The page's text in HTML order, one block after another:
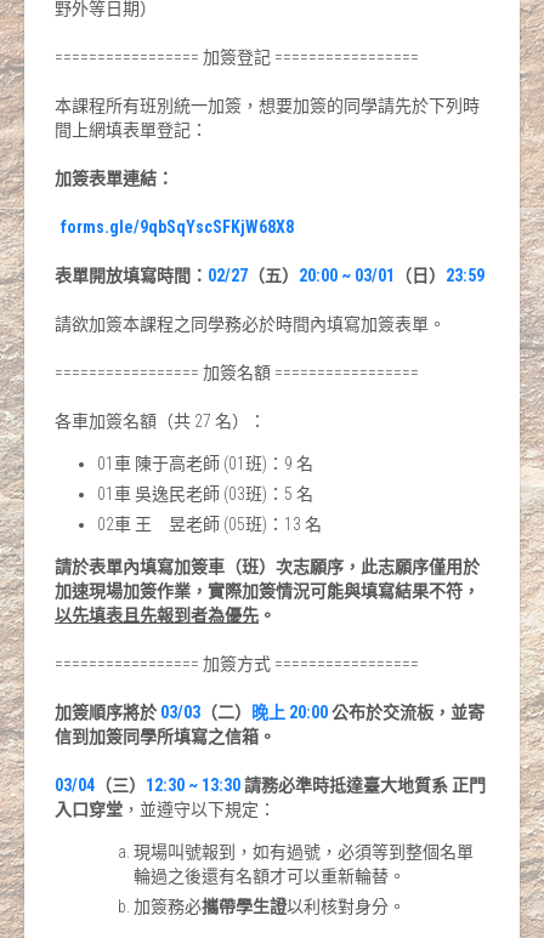
野外等日期）
================= 加簽登記 =================
本課程所有班別統一加簽，想要加簽的同學請先於下列時
間上網填表單登記：
加簽表單連結：
forms.gle/9qbSqYscSFKjW68X8
表單開放填寫時間： 02/27 （五） 20:00 ~ 03/01 （日） 23:59
請欲加簽本課程之同學務必於時間內填寫加簽表單。
================= 加簽名額 =================
各車加簽名額（共 27 名）：
01車 陳于高老師 (01班)：9 名
01車 吳逸民老師 (03班)：5 名
02車 王 昱老師 (05班)：13 名
請於表單內填寫加簽車（班）次志願序，此志願序僅用於
加速現場加簽作業，實際加簽情況可能與填寫結果不符，
以先填表且先報到者為優先 。
================= 加簽方式 =================
加簽順序將於 03/03 （二） 晚上 20:00公布於交流板，並寄
信到加簽同學所填寫之信箱。
03/04 （三） 12:30 ~ 13:30請務必準時抵達臺大地質系 正門
入口穿堂 ，並遵守以下規定：
現場叫號報到，如有過號，必須等到整個名單
輪過之後還有名額才可以重新輪替。
加簽務必攜帶學生證以利核對身分。